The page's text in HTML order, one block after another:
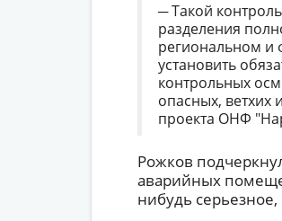
─ Такой
разделения
региональном и
установить
контрольных
опасных, ветхих
проекта ОНФ
Рожков
аварийных
нибудь серьезное,